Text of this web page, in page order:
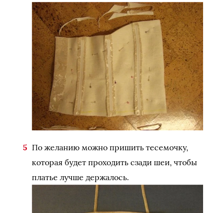
По желанию можно пришить тесемочку,
которая будет проходить сзади шеи, чтобы
платье лучше держалось.